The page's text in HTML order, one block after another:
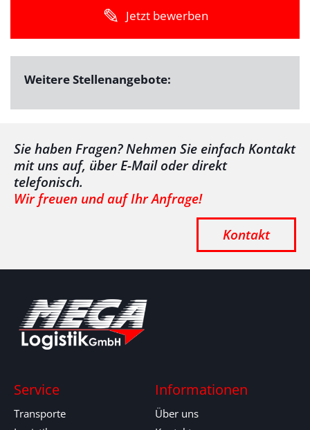
Jetzt bewerben
Weitere Stellenangebote:
Sie haben Fragen? Nehmen Sie einfach Kontakt
mit uns auf, über E-Mail oder direkt
telefonisch.
Wir freuen und auf Ihr Anfrage!
Kontakt
Service
Transporte
Informationen
Über uns